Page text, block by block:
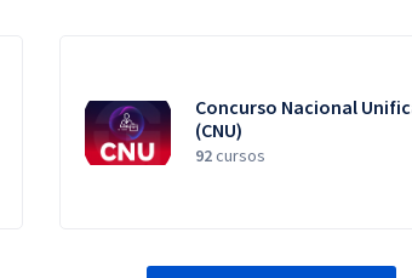
Concurso Nacional
(CNU)
92cursos